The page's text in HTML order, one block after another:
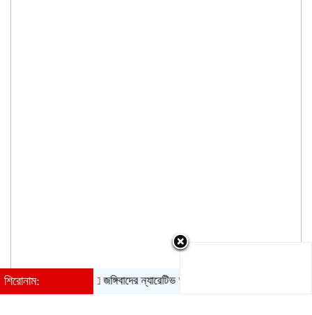
শিরোনাম: জঙ্গিবাদের ন্যারেটিভ আওয়ামী লীগের পুরোনো চাল: পররাষ্ট্র